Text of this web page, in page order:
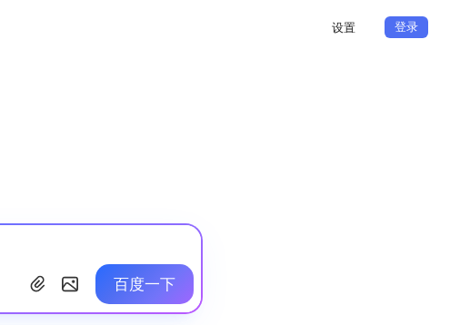
设置 登录
百度一下